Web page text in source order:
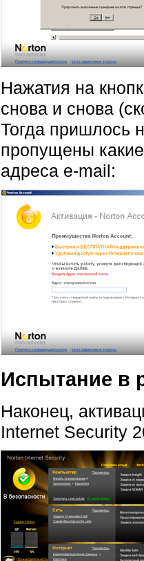
Нажатия на
снова и снова
Тогда пришлось
пропущены
адреса e-mail:
Испытание в
Наконец,
Internet Security